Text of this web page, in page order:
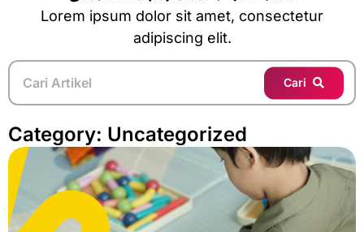
Lorem ipsum dolor sit amet, consectetur
adipiscing elit.
Cari
Category: Uncategorized